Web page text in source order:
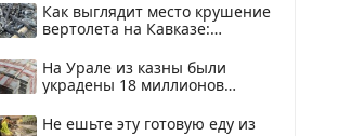
Как выглядит место крушение
вертолета на Кавказе:
На Урале из казны были
украдены 18 миллионов
Не ешьте эту готовую еду из